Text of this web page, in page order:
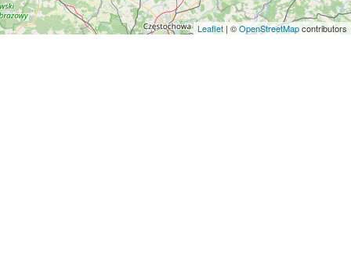
Leaflet | ©OpenStreetMapcontributors